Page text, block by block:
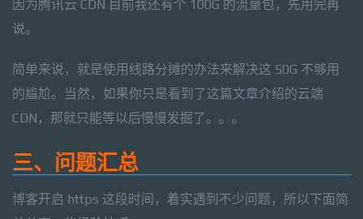
因为腾讯云 CDN 目前我还有个 100G 的流量包，先用完再
说。
简单来说，就是使用线路分摊的办法来解决这 50G 不够用
的尴尬。当然，如果你只是看到了这篇文章介绍的云端
CDN，那就只能等以后慢慢发掘了。。。
三、问题汇总
博客开启 https 这段时间，着实遇到不少问题，所以下面简